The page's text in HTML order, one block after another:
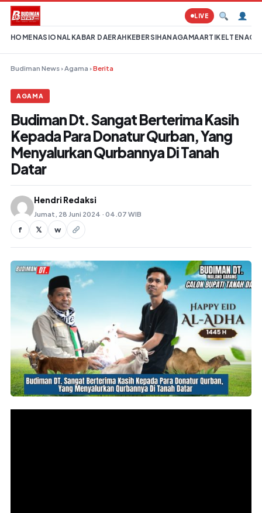
Lompat ke konten
HOMENASIONAL KABAR DAERAHKEBERSIHANAGAMAARTIKELTENAGA
LIVE
Budiman News ›Agama ›Berita
AGAMA
Budiman Dt. Sangat Berterima Kasih
Kepada Para Donatur Qurban, Yang
Menyalurkan Qurbannya Di Tanah
Datar
Hendri Redaksi
Jumat, 28 Juni 2024 · 04.07 WIB
f 𝕏 w